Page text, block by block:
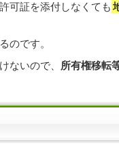
可証を添付しなくても
のです。
ないので、 所有権移転